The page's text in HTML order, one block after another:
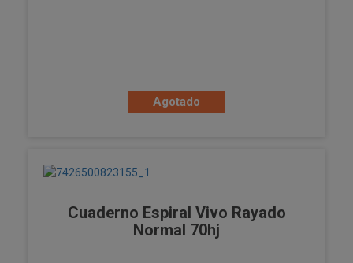
Agotado
Cuaderno Espiral Vivo Rayado
Normal 70hj